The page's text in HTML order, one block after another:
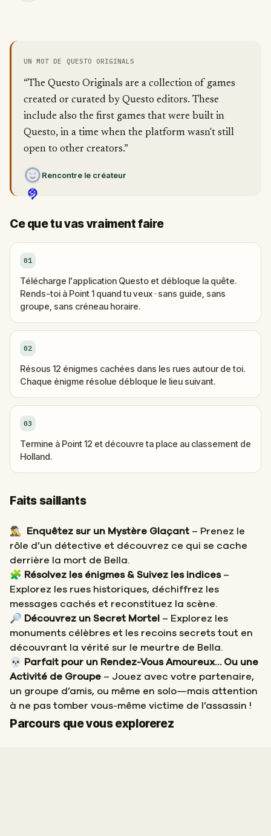
UN MOT DE QUESTO ORIGINALS
“The Questo Originals are a collection of games
created or curated by Questo editors. These
include also the first games that were built in
Questo, in a time when the platform wasn't still
open to other creators.”
Rencontre le créateur
Ce que tu vas vraiment faire
01
Télécharge l'application Questo et débloque la quête.
Rends-toi à Point 1 quand tu veux · sans guide, sans
groupe, sans créneau horaire.
02
Résous 12 énigmes cachées dans les rues autour de toi.
Chaque énigme résolue débloque le lieu suivant.
03
Termine à Point 12 et découvre ta place au classement de
Holland.
Faits saillants
🕵️‍♂️ Enquêtez sur un Mystère Glaçant – Prenez le
rôle d’un détective et découvrez ce qui se cache
derrière la mort de Bella.
🧩 Résolvez les énigmes & Suivez les indices–
Explorez les rues historiques, déchiffrez les
messages cachés et reconstituez la scène.
🔎 Découvrez un Secret Mortel – Explorez les
monuments célèbres et les recoins secrets tout en
découvrant la vérité sur le meurtre de Bella.
💀
Parfait pour un Rendez-Vous Amoureux… Ou une
Activité de Groupe – Jouez avec votre partenaire,
un groupe d’amis, ou même en solo—mais attention
à ne pas tomber vous-même victime de l’assassin !
Parcours que vous explorerez
Départ
Arrivée